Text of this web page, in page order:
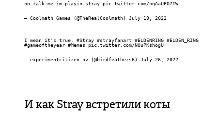
no talk me im playin stray pic.twitter.com/nqAaUFO7IW
— Coolmath Games (@TheRealCoolmath) July 19, 2022
I mean it's true. #Stray #strayfanart #ELDENRING #ELDEN_RING
#gameoftheyear #Memes pic.twitter.com/NUuPKshogU
— experimentcitizen_nv (@birdfeathers6) July 26, 2022
И как Stray встретили коты